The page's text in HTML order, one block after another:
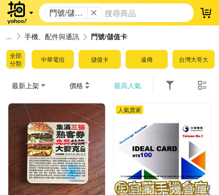
門號/儲值
卡
登
手機、配件與通訊 門號/儲值卡
全部
分類
中華電信 儲值卡 遠傳 台灣大哥大
最新上架 價格 最高人氣
人氣賣家